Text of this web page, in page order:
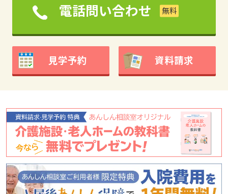
電話問い合わせ
見学予約 資料請求